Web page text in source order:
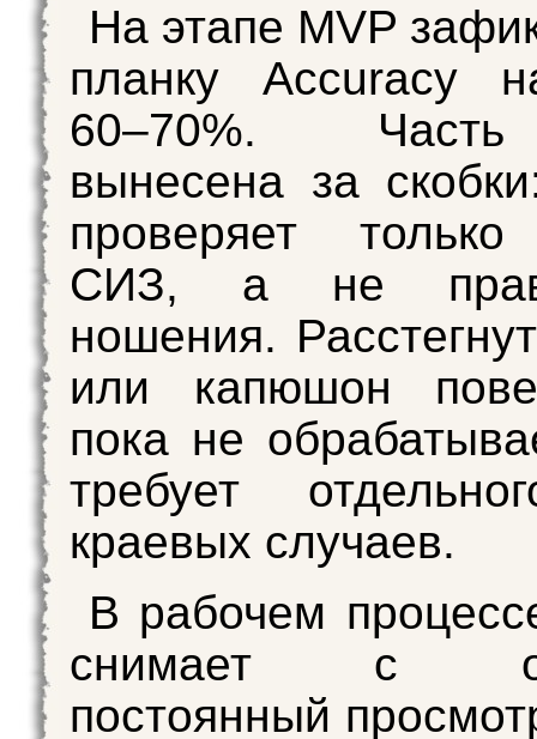
На этапе MVP
планку Accuracy
60–70%.
вынесена за
проверяет
СИЗ, а не
ношения.
или капюшон
пока не
требует
краевых случаев.
В рабочем
снимает с
постоянный